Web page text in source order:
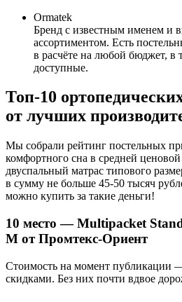
Ormatek
Бренд с известным именем и
ассортиментом. Есть
в расчёте на любой бюджет, в
доступные.
Топ-10
от лучших
Мы собрали рейтинг постельных
комфортного сна в средней
двуспальный матрас типового
в сумму не больше 45-50 тысяч
можно купить за такие деньги!
10 место — Multipacket
M от Промтекс-Ориент
Стоимость на момент публикации
скидками. Без них почти вдвое